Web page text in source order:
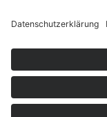
Cookie-